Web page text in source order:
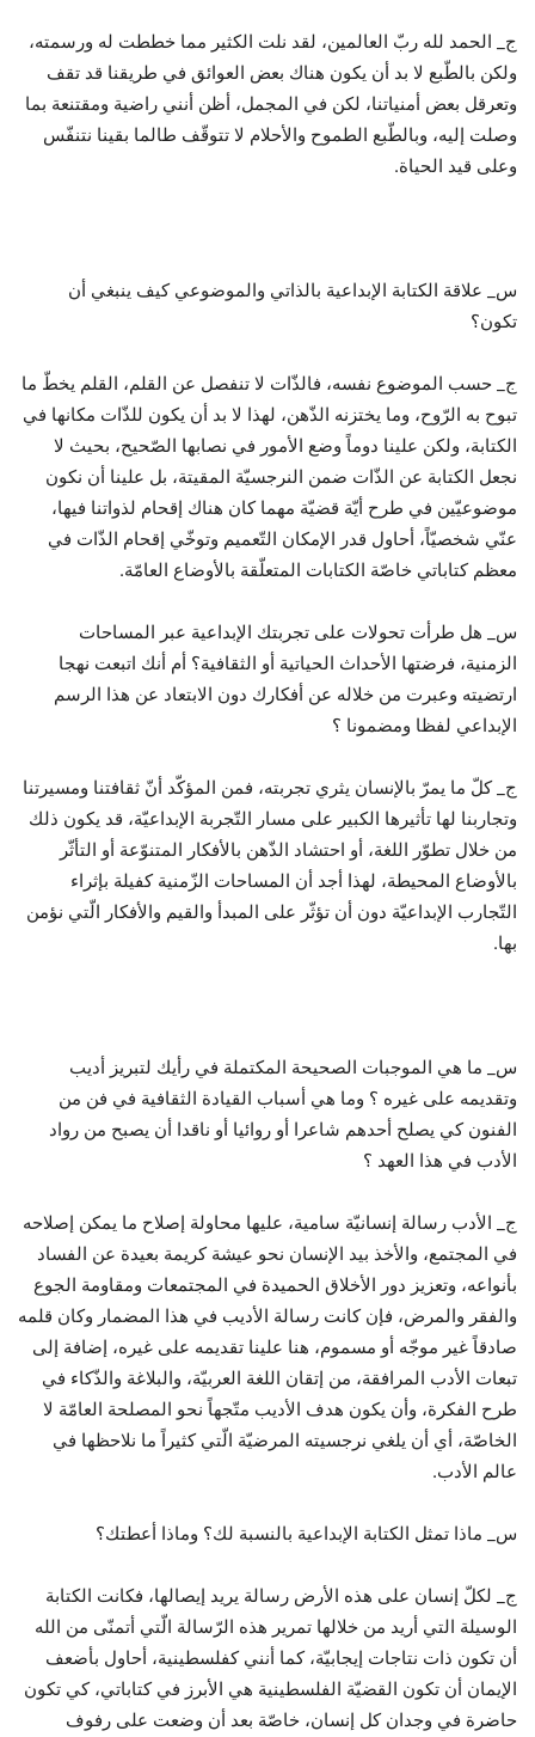
ج_ الحمد لله ربّ العالمين، لقد نلت الكثير مما خططت له ورسمته،
ولكن بالطّبع لا بد أن يكون هناك بعض العوائق في طريقنا قد تقف
وتعرقل بعض أمنياتنا، لكن في المجمل، أظن أنني راضية ومقتنعة بما
وصلت إليه، وبالطّبع الطموح والأحلام لا تتوقّف طالما بقينا نتنفّس
وعلى قيد الحياة.
س_ علاقة الكتابة الإبداعية بالذاتي والموضوعي كيف ينبغي أن
تكون؟
ج_ حسب الموضوع نفسه، فالذّات لا تنفصل عن القلم، القلم يخطّ ما
تبوح به الرّوح، وما يختزنه الذّهن، لهذا لا بد أن يكون للذّات مكانها في
الكتابة، ولكن علينا دوماً وضع الأمور في نصابها الصّحيح، بحيث لا
نجعل الكتابة عن الذّات ضمن النرجسيّة المقيتة، بل علينا أن نكون
موضوعيّين في طرح أيّة قضيّة مهما كان هناك إقحام لذواتنا فيها،
عنّي شخصيّاً، أحاول قدر الإمكان التّعميم وتوخّي إقحام الذّات في
معظم كتاباتي خاصّة الكتابات المتعلّقة بالأوضاع العامّة.
س_ هل طرأت تحولات على تجربتك الإبداعية عبر المساحات
الزمنية، فرضتها الأحداث الحياتية أو الثقافية؟ أم أنك اتبعت نهجا
ارتضيته وعبرت من خلاله عن أفكارك دون الابتعاد عن هذا الرسم
الإبداعي لفظا ومضمونا ؟
ج_ كلّ ما يمرّ بالإنسان يثري تجربته، فمن المؤكّد أنّ ثقافتنا ومسيرتنا
وتجاربنا لها تأثيرها الكبير على مسار التّجربة الإبداعيّة، قد يكون ذلك
من خلال تطوّر اللغة، أو احتشاد الذّهن بالأفكار المتنوّعة أو التأثّر
بالأوضاع المحيطة، لهذا أجد أن المساحات الزّمنية كفيلة بإثراء
التّجارب الإبداعيّة دون أن تؤثّر على المبدأ والقيم والأفكار الّتي نؤمن
بها.
س_ ما هي الموجبات الصحيحة المكتملة في رأيك لتبريز أديب
وتقديمه على غيره ؟ وما هي أسباب القيادة الثقافية في فن من
الفنون كي يصلح أحدهم شاعرا أو روائيا أو ناقدا أن يصبح من رواد
الأدب في هذا العهد ؟
ج_ الأدب رسالة إنسانيّة سامية، عليها محاولة إصلاح ما يمكن إصلاحه
في المجتمع، والأخذ بيد الإنسان نحو عيشة كريمة بعيدة عن الفساد
بأنواعه، وتعزيز دور الأخلاق الحميدة في المجتمعات ومقاومة الجوع
والفقر والمرض، فإن كانت رسالة الأديب في هذا المضمار وكان قلمه
صادقاً غير موجّه أو مسموم، هنا علينا تقديمه على غيره، إضافة إلى
تبعات الأدب المرافقة، من إتقان اللغة العربيّة، والبلاغة والذّكاء في
طرح الفكرة، وأن يكون هدف الأديب متّجهاً نحو المصلحة العامّة لا
الخاصّة، أي أن يلغي نرجسيته المرضيّة الّتي كثيراً ما نلاحظها في
عالم الأدب.
س_ ماذا تمثل الكتابة الإبداعية بالنسبة لك؟ وماذا أعطتك؟
ج_ لكلّ إنسان على هذه الأرض رسالة يريد إيصالها، فكانت الكتابة
الوسيلة التي أريد من خلالها تمرير هذه الرّسالة الّتي أتمنّى من الله
أن تكون ذات نتاجات إيجابيّة، كما أنني كفلسطينية، أحاول بأضعف
الإيمان أن تكون القضيّة الفلسطينية هي الأبرز في كتاباتي، كي تكون
حاضرة في وجدان كل إنسان، خاصّة بعد أن وضعت على رفوف